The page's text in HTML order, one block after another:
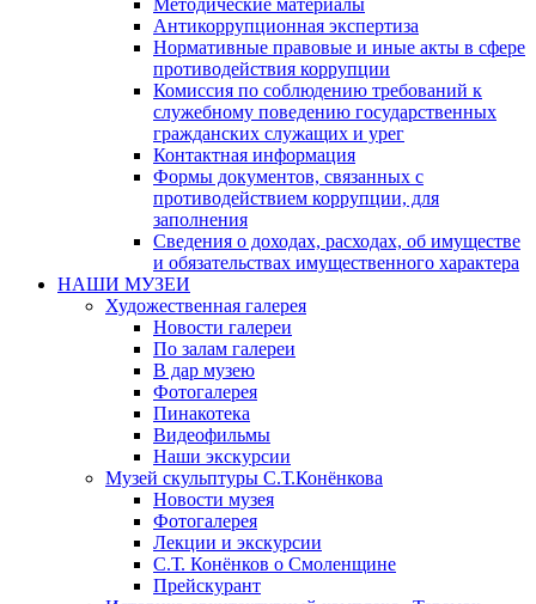
Антикоррупционная экспертиза
Нормативные правовые и иные акты в сфере
противодействия коррупции
Комиссия по соблюдению требований к
служебному поведению государственных
гражданских служащих и урег
Контактная информация
Формы документов, связанных с
противодействием коррупции, для
заполнения
Сведения о доходах, расходах, об имуществе
и обязательствах имущественного характера
НАШИ МУЗЕИ
Художественная галерея
Новости галереи
По залам галереи
В дар музею
Фотогалерея
Пинакотека
Видеофильмы
Наши экскурсии
Музей скульптуры С.Т.Конёнкова
Новости музея
Фотогалерея
Лекции и экскурсии
С.Т. Конёнков о Смоленщине
Прейскурант